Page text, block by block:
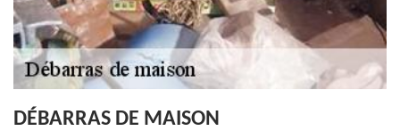
DÉBARRAS DE MAISON